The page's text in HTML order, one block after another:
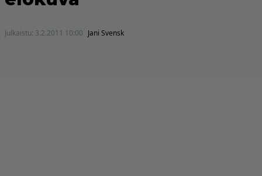
Julkaistu: 3.2.2011 10:00 Jani Svensk